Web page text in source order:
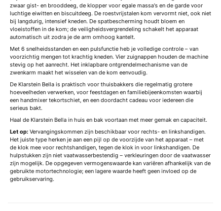
zwaar gist- en brooddeeg, de klopper voor egale massa's en de garde voor
luchtige eiwitten en biscuitdeeg. De roestvrijstalen kom vervormt niet, ook niet
bij langdurig, intensief kneden. De spatbescherming houdt bloem en
vloeistoffen in de kom; de veiligheidsvergrendeling schakelt het apparaat
automatisch uit zodra je de arm omhoog kantelt.
Met 6 snelheidsstanden en een pulsfunctie heb je volledige controle – van
voorzichtig mengen tot krachtig kneden. Vier zuignappen houden de machine
stevig op het aanrecht. Het inklapbare ontgrendelmechanisme van de
zwenkarm maakt het wisselen van de kom eenvoudig.
De Klarstein Bella is praktisch voor thuisbakkers die regelmatig grotere
hoeveelheden verwerken, voor feestdagen en familiebijeenkomsten waarbij
een handmixer tekortschiet, en een doordacht cadeau voor iedereen die
serieus bakt.
Haal de Klarstein Bella in huis en bak voortaan met meer gemak en capaciteit.
Let op: Vervangingskommen zijn beschikbaar voor rechts- en linkshandigen.
Het juiste type herken je aan een pijl op de voorzijde van het apparaat – met
de klok mee voor rechtshandigen, tegen de klok in voor linkshandigen. De
hulpstukken zijn niet vaatwasserbestendig – verkleuringen door de vaatwasser
zijn mogelijk. De opgegeven vermogenswaarde kan variëren afhankelijk van de
gebruikte motortechnologie; een lagere waarde heeft geen invloed op de
gebruikservaring.